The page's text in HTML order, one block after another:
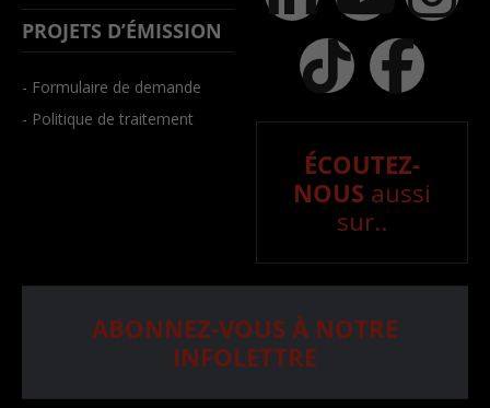
PROJETS D’ÉMISSION
- Formulaire de demande
- Politique de traitement
ÉCOUTEZ-
NOUS aussi
sur..
ABONNEZ-VOUS À NOTRE
INFOLETTRE